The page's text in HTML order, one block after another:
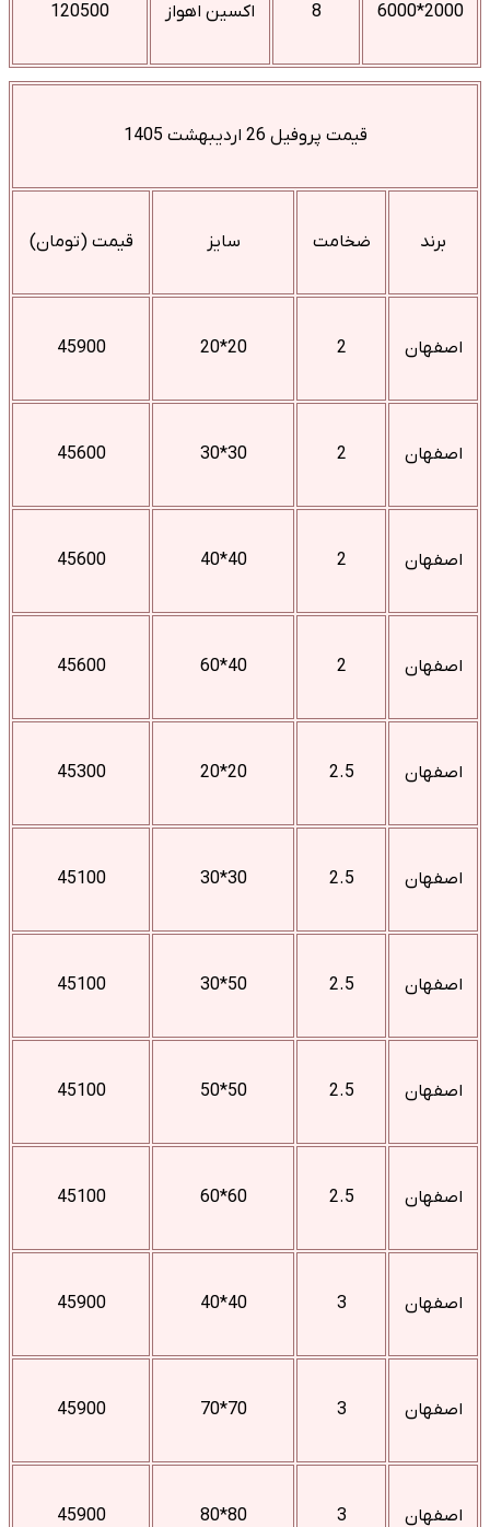
2000*6000
8 اکسین اهواز 120500
قیمت پروفیل 26 اردیبهشت 1405
برند ضخامت سایز قیمت (تومان)
اصفهان 2
20*20
45900
اصفهان 2
30*30
45600
اصفهان 2
40*40
45600
اصفهان 2
40*60
45600
اصفهان 2.5
20*20
45300
اصفهان 2.5
30*30
45100
اصفهان 2.5
50*30
45100
اصفهان 2.5
50*50
45100
اصفهان 2.5
60*60
45100
اصفهان 3
40*40
45900
اصفهان 3
70*70
45900
اصفهان 3
80*80
45900